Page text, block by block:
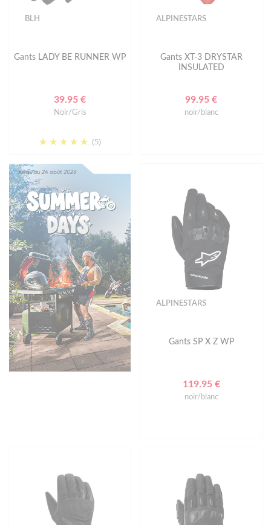
BLH
Gants LADY BE RUNNER WP
39.95 €
Noir/Gris
(5)
ALPINESTARS
Gants XT-3 DRYSTAR
INSULATED
99.95 €
noir/blanc
ALPINESTARS
Gants SP X Z WP
119.95 €
noir/blanc